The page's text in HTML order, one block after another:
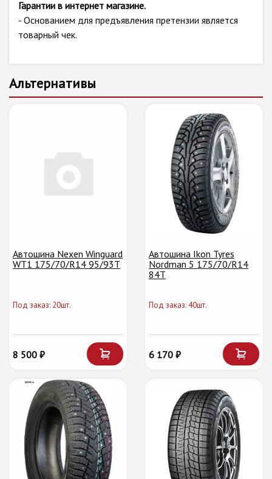
Гарантии в интернет магазине.
- Основанием для предъявления претензии является
товарный чек.
Альтернативы
Автошина Nexen Winguard
WT1 175/70/R14 95/93T
Под заказ: 20шт.
8 500 ₽
Автошина Ikon Tyres
Nordman 5 175/70/R14
84T
Под заказ: 40шт.
6 170 ₽